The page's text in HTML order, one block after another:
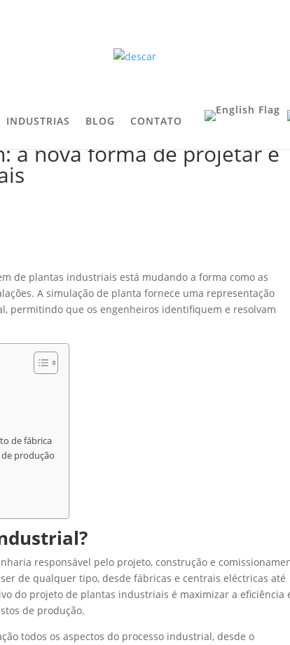
INDUSTRIAS BLOG CONTATO
a nova forma de projetar e
de plantas industriais está mudando a forma como as
A simulação de planta fornece uma representação
permitindo que os engenheiros identifiquem e resolvam
de fábrica
produção
responsável pelo projeto, construção e
de qualquer tipo, desde fábricas e centrais eléctricas até
do projeto de plantas industriais é maximizar a eficiência
de produção.
todos os aspectos do processo industrial, desde o